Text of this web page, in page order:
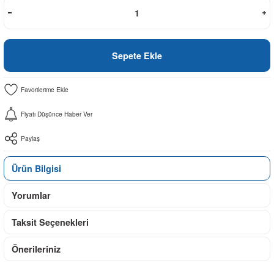
Sepete Ekle
Fiyatı Düşünce Haber Ver
Paylaş
Ürün Bilgisi
Yorumlar
Taksit Seçenekleri
Önerileriniz